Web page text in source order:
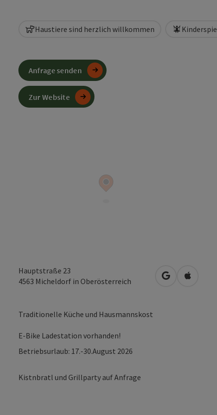
Haustiere sind herzlich willkommen
Hauptstraße 23
4563 Micheldorf in Oberösterreich in Google
in
Traditionelle Küche und Hausmannskost
E-Bike Ladestation vorhanden!
Betriebsurlaub: 17.-30.August 2026
Kistnbratl und Grillparty auf Anfrage
Anfrage senden
Zur Website